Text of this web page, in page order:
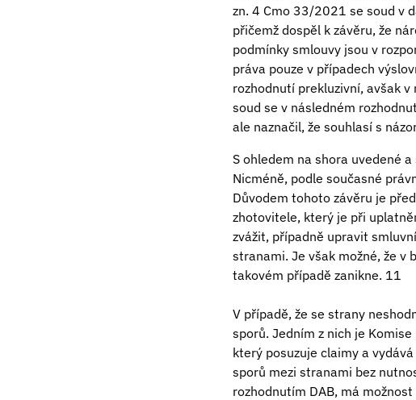
zn. 4 Cmo 33/2021 se soud v
přičemž dospěl k závěru, že
podmínky smlouvy jsou v
práva pouze v případech
rozhodnutí prekluzivní, avšak
soud se v následném
ale naznačil, že souhlasí s
S ohledem na shora uvedené
Nicméně, podle současné
Důvodem tohoto závěru je
zhotovitele, který je při
zvážit, případně upravit
stranami. Je však možné, že v
takovém případě zanikne. 11
V případě, že se strany
sporů. Jedním z nich je
který posuzuje claimy a
sporů mezi stranami bez
rozhodnutím DAB, má